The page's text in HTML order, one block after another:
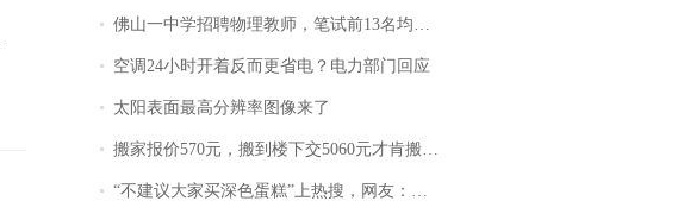
佛山一中学招聘物理教师，笔试前13名均遭淘汰？教育局：已叫停招聘，成立调查组全面核查
空调24小时开着反而更省电？电力部门回应
太阳表面最高分辨率图像来了
搬家报价570元，搬到楼下交5060元才肯搬上楼！女子傻眼了……
“不建议大家买深色蛋糕”上热搜，网友：天塌了！